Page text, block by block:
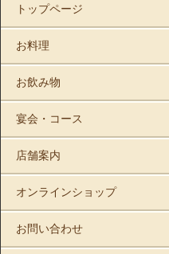
トップページ
お料理
お飲み物
宴会・コース
店舗案内
オンラインショップ
お問い合わせ